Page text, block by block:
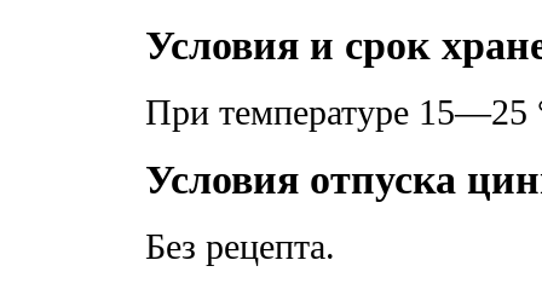
Условия и срок
При температуре 15—25
Условия отпуска
Без рецепта.